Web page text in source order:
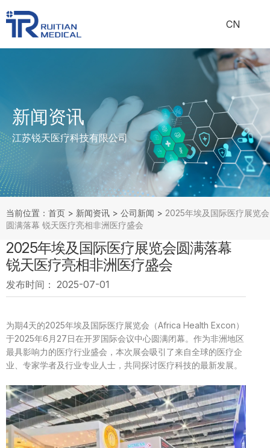
CN
新闻资讯
江苏锐天医疗科技有限公司
当前位置：首页 > 新闻资讯 > 公司新闻 > 2025年埃及国际医疗展览会
圆满落幕 锐天医疗亮相非洲医疗盛会
2025年埃及国际医疗展览会圆满落幕
锐天医疗亮相非洲医疗盛会
发布时间： 2025-07-01
为期4天的2025年埃及国际医疗展览会（Africa Health Excon）
于2025年6月27日在开罗国际会议中心圆满闭幕。作为非洲地区
最具影响力的医疗行业盛会，本次展会吸引了来自全球的医疗企
业、专家学者及行业专业人士，共同探讨医疗科技的最新发展。